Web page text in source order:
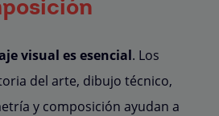
visual es esencial. Los
del arte, dibujo técnico,
y composición ayudan a